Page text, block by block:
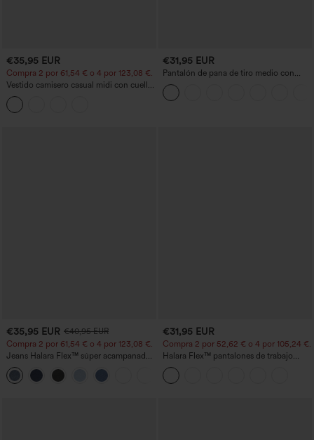
€35,95 EUR
Compra 2 por 61,54 € o 4 por 123,08 €.
Vestido camisero casual midi con cuello,
mangas casquillo, cinturón, dobladillo
curvo con abertura y bolsillos
€31,95 EUR
Pantalón de pana de tiro medio con
cremallera
€35,95 EUR €40,95 EUR
Compra 2 por 61,54 € o 4 por 123,08 €.
Jeans Halara Flex™ súper acampanado
elástico lavado bolsillo cruzado tiro alto
€31,95 EUR
Compra 2 por 52,62 € o 4 por 105,24 €.
Halara Flex™ pantalones de trabajo
cortos de talle alto con bolsillos y
pernera cónica